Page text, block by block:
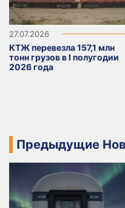
27.07.2026
КТЖ перевезла 157,1 млн
тонн грузов в I полугодии
2026 года
Предыдущие